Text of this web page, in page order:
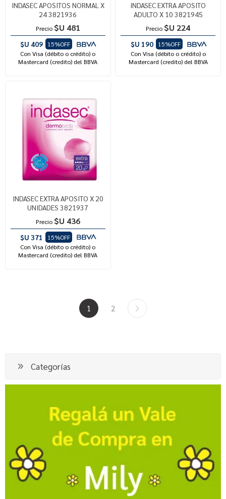
INDASEC APOSITOS NORMAL X
24 3821936
Precio $U 481
$U 409
15%OFF
Con Visa (débito o crédito) o
Mastercard (credito) del BBVA
INDASEC EXTRA APOSITO
ADULTO X 10 3821945
Precio $U 224
$U 190
15%OFF
Con Visa (débito o crédito) o
Mastercard (credito) del BBVA
INDASEC EXTRA APOSITO X 20
UNIDADES 3821937
Precio $U 436
$U 371
15%OFF
Con Visa (débito o crédito) o
Mastercard (credito) del BBVA
1 2
Categorías